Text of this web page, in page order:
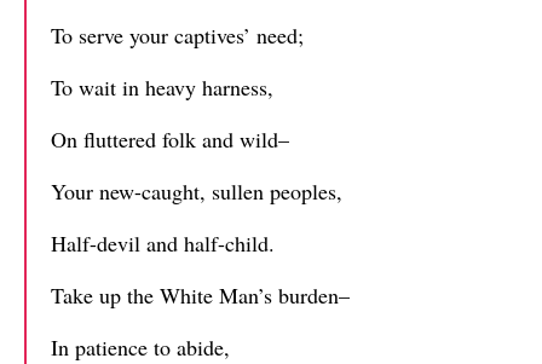
To serve your captives’ need;
To wait in heavy harness,
On fluttered folk and wild–
Your new-caught, sullen peoples,
Half-devil and half-child.
Take up the White Man’s burden–
In patience to abide,